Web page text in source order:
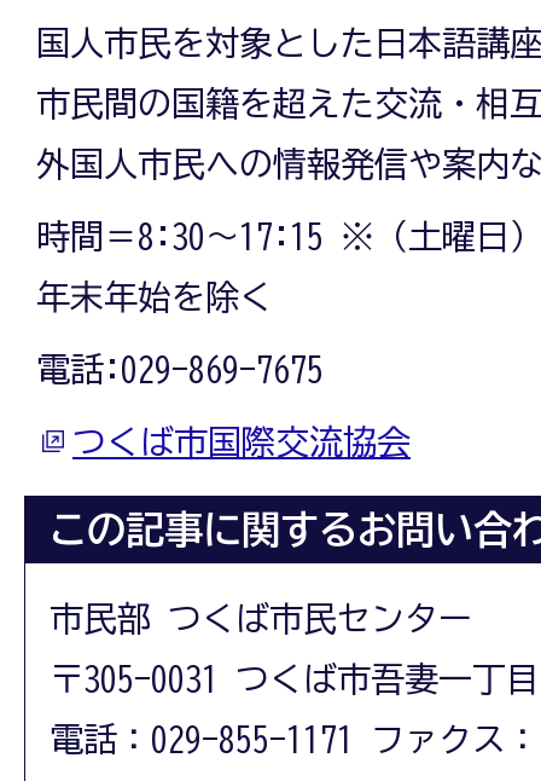
国人市民を対象とした日本語講
市民間の国籍を超えた交流・相
外国人市民への情報発信や案内
時間＝8:30～17:15 ※（土曜日
年末年始を除く
電話:029-869-7675
つくば市国際交流協会
この記事に関するお問い合
市民部 つくば市民センター
〒305-0031 つくば市吾妻一丁
電話：029-855-1171 ファクス